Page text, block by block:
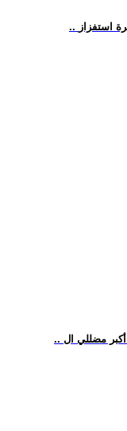
استفزاز
مضللي ال